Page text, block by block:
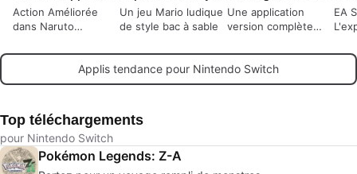
Action Améliorée
dans Naruto
Ninja Storm 3
Un jeu Mario ludique
de style bac à sable
Une application
version complète
Switch, par
Nintendo.
EA
Applis tendance pour Nintendo Switch
Top téléchargements
pour Nintendo Switch
Pokémon Legends: Z-A